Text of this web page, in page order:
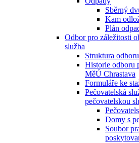
Sběrný
Kam
Plán
Odbor pro záležitosti
služba
Struktura odboru
Historie odboru
MěÚ Chrastava
Formuláře ke
Pečovatelská
pečovatelskou
Domy s
Soubor